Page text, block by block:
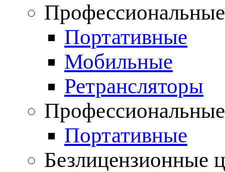
Портативные
Мобильные
Ретрансляторы
Портативные
Безлицензионные